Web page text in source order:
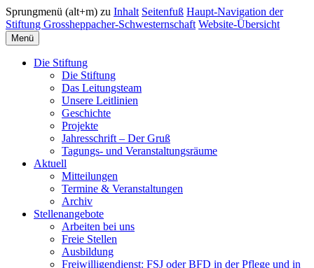
Sprungmenü (alt+m) zu Inhalt Seitenfuß Haupt-Navigation der
Stiftung Grossheppacher-Schwesternschaft Website-Übersicht
Menü
Die Stiftung
Die Stiftung
Das Leitungsteam
Unsere Leitlinien
Geschichte
Projekte
Jahresschrift – Der Gruß
Tagungs- und Veranstaltungsräume
Aktuell
Mitteilungen
Termine & Veranstaltungen
Archiv
Stellenangebote
Arbeiten bei uns
Freie Stellen
Ausbildung
Freiwilligendienst: FSJ oder BFD in der Pflege und in